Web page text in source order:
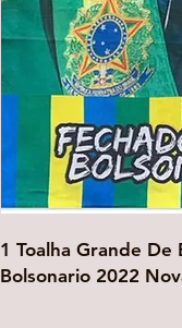
1 Toalha Grande
Bolsonario 2022